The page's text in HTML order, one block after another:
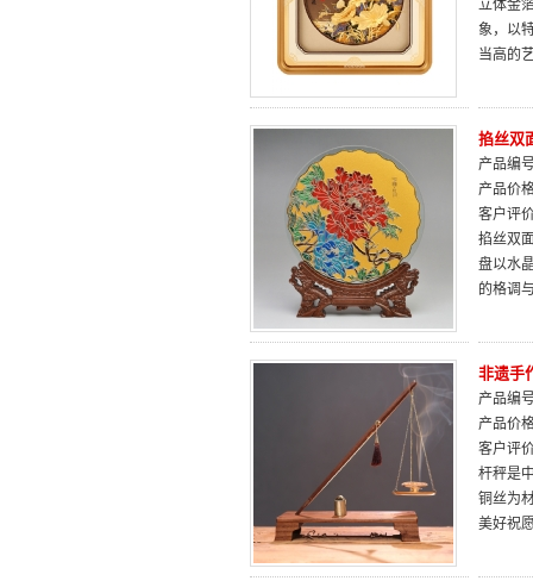
立体金
象，以
当高的
掐丝双
产品编
产品价
客户评
掐丝双
盘以水
的格调
非遗手
产品编
产品价
客户评
杆秤是
铜丝为
美好祝